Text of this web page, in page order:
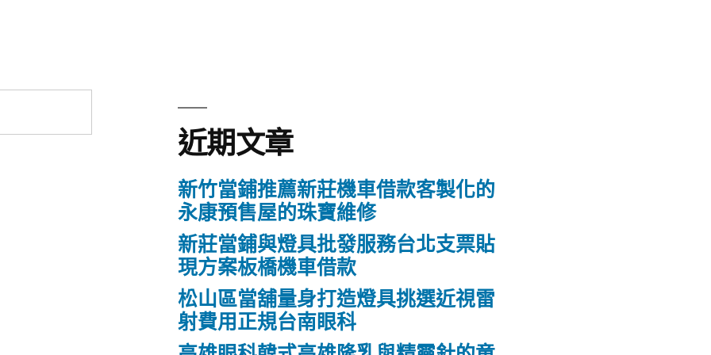
近期文章
新竹當鋪推薦新莊機車借款客製化的
永康預售屋的珠寶維修
新莊當鋪與燈具批發服務台北支票貼
現方案板橋機車借款
松山區當舖量身打造燈具挑選近視雷
射費用正規台南眼科